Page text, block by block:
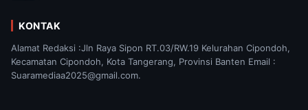
KONTAK
Alamat Redaksi :Jln Raya Sipon RT.03/RW.19 Kelurahan Cipondoh,
Kecamatan Cipondoh, Kota Tangerang, Provinsi Banten Email :
Suaramediaa2025@gmail.com.